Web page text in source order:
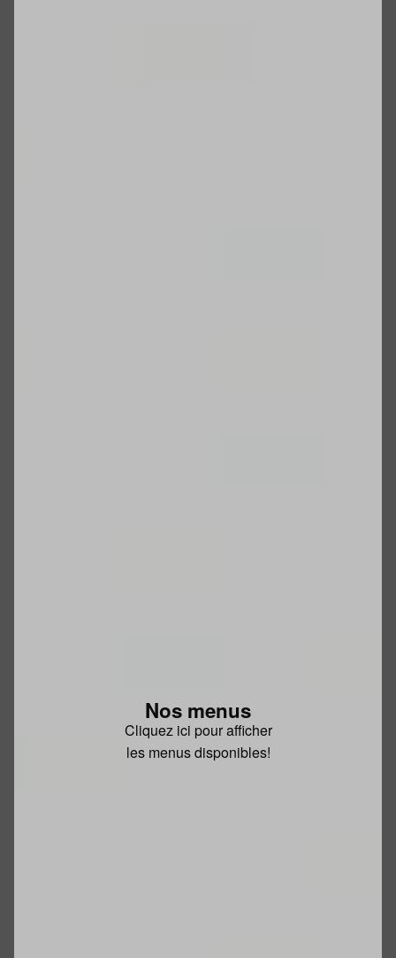
Nos menus
Cliquez ici pour afficher
les menus disponibles!